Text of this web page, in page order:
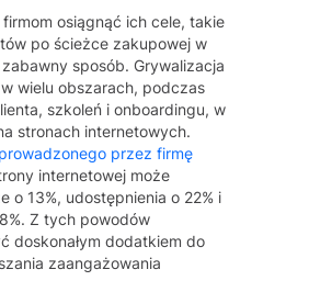
osiągnąć ich cele, takie
po ścieżce zakupowej w
sposób. Grywalizacja
wielu obszarach, podczas
szkoleń i onboardingu, w
stronach internetowych.
przez firmę
internetowej może
o 13%, udostępnienia o 22% i
Z tych powodów
doskonałym dodatkiem do
zaangażowania